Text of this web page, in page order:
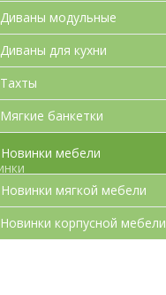
Диваны модульные
Диваны для кухни
Тахты
Мягкие банкетки
Новинки мебели
Новинки мягкой мебели
Новинки корпусной мебели